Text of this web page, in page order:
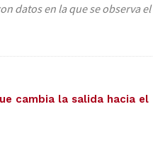
datos en la que se observa el
cambia la salida hacia el